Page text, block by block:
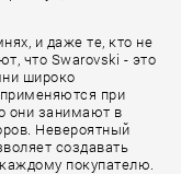
и даже те, кто не
что Swarovski - это
широко
при
они занимают в
Невероятный
создавать
покупателю.